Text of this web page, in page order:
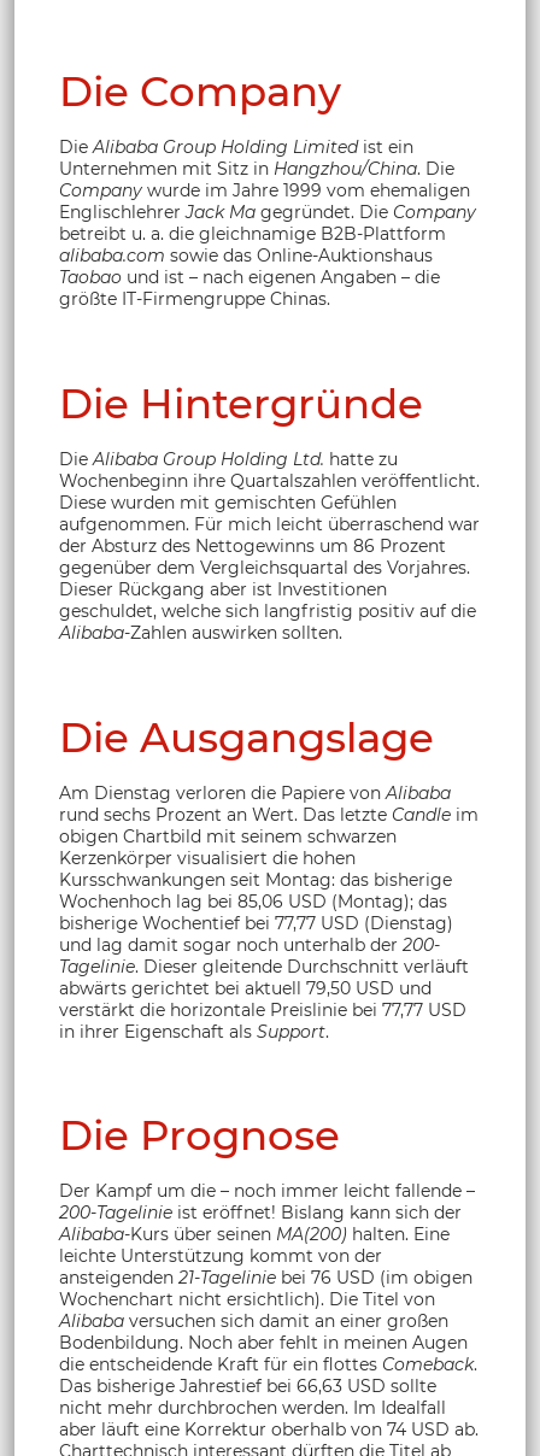
Die Company
DieAlibaba Group Holding Limited ist ein
Unternehmen mit Sitz in Hangzhou/China. Die
Company wurde im Jahre 1999 vom ehemaligen
EnglischlehrerJack Ma gegründet. Die Company
betreibt u. a. die gleichnamige B2B-Plattform
alibaba.com sowie das Online-Auktionshaus
Taobao und ist – nach eigenen Angaben – die
größte IT-Firmengruppe Chinas.
Die Hintergründe
DieAlibaba Group Holding Ltd. hatte zu
Wochenbeginn ihre Quartalszahlen veröffentlicht.
Diese wurden mit gemischten Gefühlen
aufgenommen. Für mich leicht überraschend war
der Absturz des Nettogewinns um 86 Prozent
gegenüber dem Vergleichsquartal des Vorjahres.
Dieser Rückgang aber ist Investitionen
geschuldet, welche sich langfristig positiv auf die
Alibaba-Zahlen auswirken sollten.
Die Ausgangslage
Am Dienstag verloren die Papiere von Alibaba
rund sechs Prozent an Wert. Das letzte Candle im
obigen Chartbild mit seinem schwarzen
Kerzenkörper visualisiert die hohen
Kursschwankungen seit Montag: das bisherige
Wochenhoch lag bei 85,06 USD (Montag); das
bisherige Wochentief bei 77,77 USD (Dienstag)
und lag damit sogar noch unterhalb der 200-
Tagelinie. Dieser gleitende Durchschnitt verläuft
abwärts gerichtet bei aktuell 79,50 USD und
verstärkt die horizontale Preislinie bei 77,77 USD
in ihrer Eigenschaft als Support.
Die Prognose
Der Kampf um die – noch immer leicht fallende –
200-Tagelinie ist eröffnet! Bislang kann sich der
Alibaba-Kurs über seinen MA(200) halten. Eine
leichte Unterstützung kommt von der
ansteigenden 21-Tagelinie bei 76 USD (im obigen
Wochenchart nicht ersichtlich). Die Titel von
Alibaba versuchen sich damit an einer großen
Bodenbildung. Noch aber fehlt in meinen Augen
die entscheidende Kraft für ein flottes Comeback.
Das bisherige Jahrestief bei 66,63 USD sollte
nicht mehr durchbrochen werden. Im Idealfall
aber läuft eine Korrektur oberhalb von 74 USD ab.
Charttechnisch interessant dürften die Titel ab